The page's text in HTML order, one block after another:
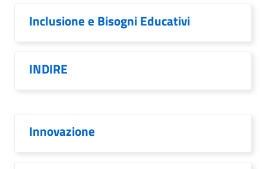
Inclusione e Bisogni Educativi
INDIRE
Innovazione